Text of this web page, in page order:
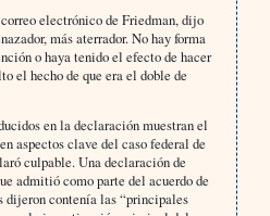
electrónico de Friedman, dijo
más aterrador. No hay forma
o haya tenido el efecto de hacer
el hecho de que era el doble de
en la declaración muestran el
aspectos clave del caso federal de
culpable. Una declaración de
admitió como parte del acuerdo de
contenía las “principales